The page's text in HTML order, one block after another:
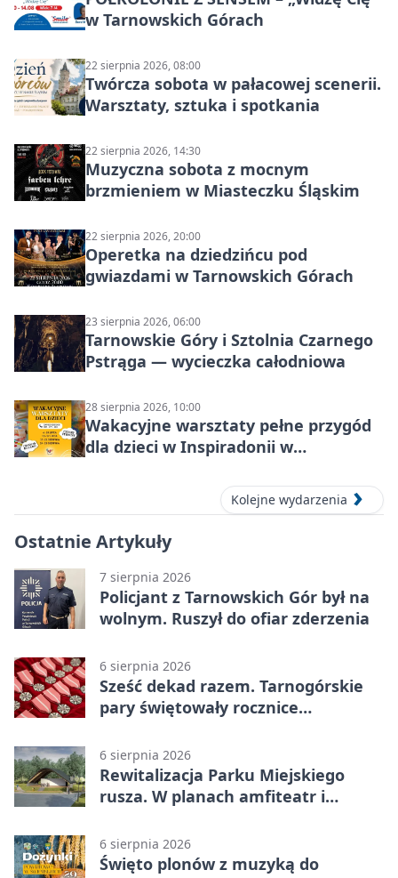
w Tarnowskich Górach
22 sierpnia 2026, 08:00
Twórcza sobota w pałacowej scenerii.
Warsztaty, sztuka i spotkania
22 sierpnia 2026, 14:30
Muzyczna sobota z mocnym
brzmieniem w Miasteczku Śląskim
22 sierpnia 2026, 20:00
Operetka na dziedzińcu pod
gwiazdami w Tarnowskich Górach
23 sierpnia 2026, 06:00
Tarnowskie Góry i Sztolnia Czarnego
Pstrąga — wycieczka całodniowa
28 sierpnia 2026, 10:00
Wakacyjne warsztaty pełne przygód
dla dzieci w Inspiradonii w
Kolejne wydarzenia
Ostatnie Artykuły
7 sierpnia 2026
Policjant z Tarnowskich Gór był na
wolnym. Ruszył do ofiar zderzenia
6 sierpnia 2026
Sześć dekad razem. Tarnogórskie
pary świętowały rocznice
6 sierpnia 2026
Rewitalizacja Parku Miejskiego
rusza. W planach amfiteatr i
6 sierpnia 2026
Święto plonów z muzyką do